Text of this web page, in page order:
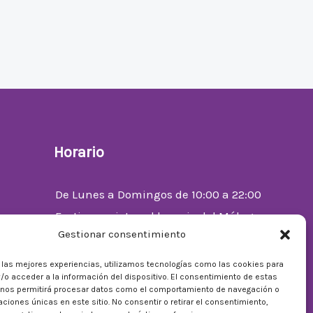
Gestionar consentimiento
las mejores experiencias, utilizamos tecnologías como las cookies para
o acceder a la información del dispositivo. El consentimiento de estas
permitirá procesar datos como el comportamiento de navegación o
únicas en este sitio. No consentir o retirar el consentimiento,
Horario
De Lunes a Domingos de 10:00 a 22:00
Festivos sujetos al horario del Málaga
Factory